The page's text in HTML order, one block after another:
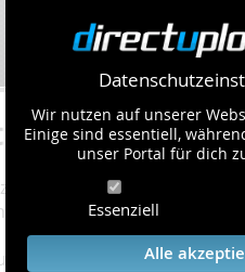
Wir nutzen auf unserer
Einige sind essentiell,
unser Portal für dich
Essenziell
Alle
Bearbeitung Ihres
einzuhalten.
unserer
Hilfe Seite, die die